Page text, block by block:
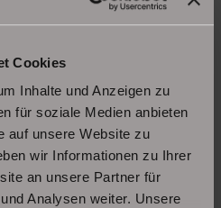
Cookies
Inhalte und Anzeigen zu
für soziale Medien anbieten
auf unsere Website zu
wir Informationen zu Ihrer
an unsere Partner für
Analysen weiter. Unsere
1Raumwohnung mit
Stellplatz